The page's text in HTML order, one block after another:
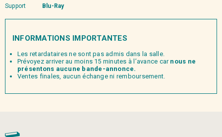
Support
Blu-Ray
INFORMATIONS IMPORTANTES
Les retardataires ne sont pas admis dans la salle.
Prévoyez arriver au moins 15 minutes à l’avance carnous ne
présentons aucune bande-annonce.
Ventes finales, aucun échange ni remboursement.